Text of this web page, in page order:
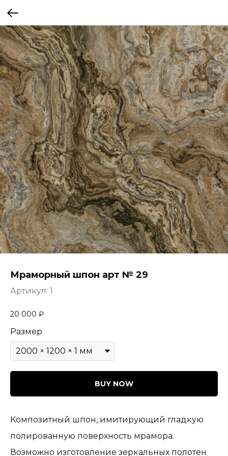
Мраморный шпон арт № 29
Артикул: 1
20 000 ₽
Размер
BUY NOW
Композитный шпон, имитирующий гладкую
полированную поверхность мрамора.
Возможно изготовление зеркальных полотен